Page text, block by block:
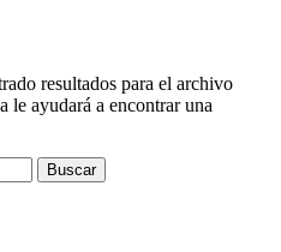
resultados para el archivo
le ayudará a encontrar una